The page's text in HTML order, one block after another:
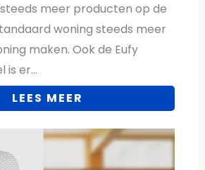
meer producten op de
woning steeds meer
maken. Ook de Eufy
is er…
LEES MEER